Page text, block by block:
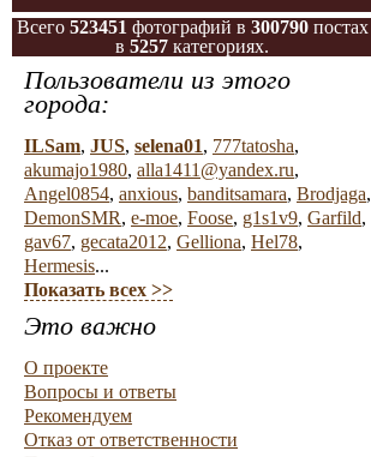
Всего 523451 фотографий в 300790постах
в 5257 категориях.
Пользователи из этого
города:
ILSam, JUS, selena01, 777tatosha,
akumajo1980, alla1411@yandex.ru,
Angel0854, anxious, banditsamara, Brodjaga,
DemonSMR, e-moe, Foose, g1s1v9, Garfild,
gav67, gecata2012, Gelliona, Hel78,
Hermesis...
Показать всех >>
Это важно
О проекте
Вопросы и ответы
Рекомендуем
Отказ от ответственности